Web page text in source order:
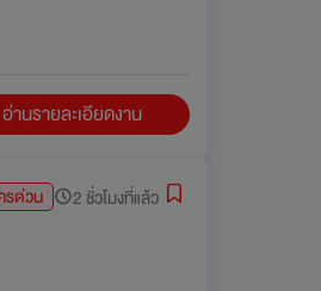
อ่านรายละเอียดงาน
รด่วน 2 ชั่วโมงที่แล้ว